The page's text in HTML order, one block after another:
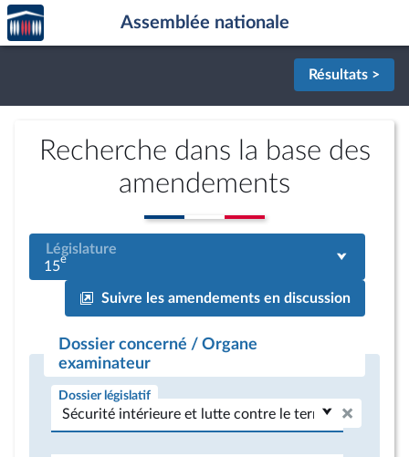
Aller au contenu
Aller en bas de la page
Accèder
à la
page
Assemblée nationale
Résultats >
Recherche dans la base des
amendements
Législature
15e
Suivre les amendements en discussion
Dossier concerné / Organe
examinateur
Dossier législatif